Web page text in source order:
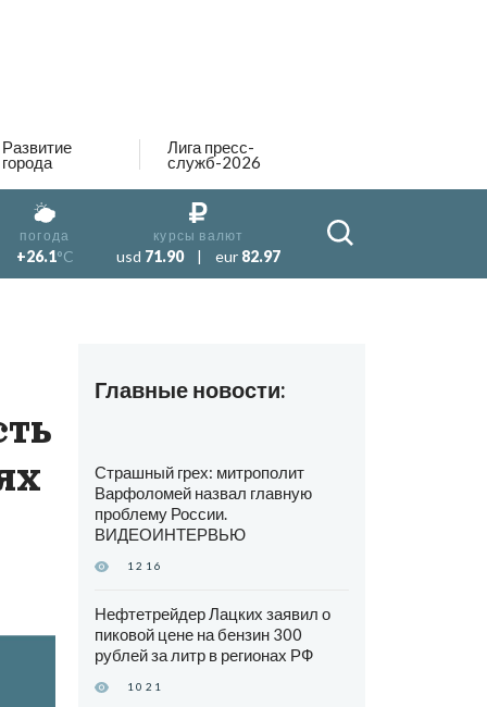
Развитие
города
Лига пресс-
служб-2026
погода
+26.1°C
курсы валют
usd 71.90 | eur 82.97
Главные новости:
Страшный грех: митрополит
Варфоломей назвал главную
проблему России.
ВИДЕОИНТЕРВЬЮ
1216
Нефтетрейдер Лацких заявил о
пиковой цене на бензин 300
рублей за литр в регионах РФ
1021